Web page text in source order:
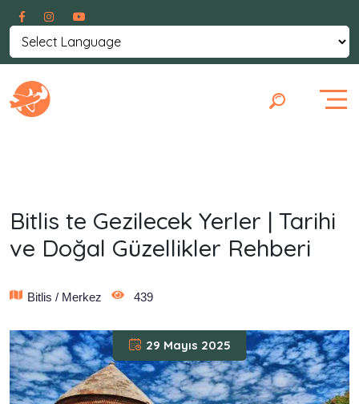
Bitlis te Gezilecek Yerler | Tarihi
ve Doğal Güzellikler Rehberi
Bitlis / Merkez 439
29 Mayıs 2025